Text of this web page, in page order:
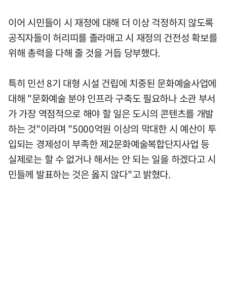
이어 시민들이 시 재정에 대해 더 이상 걱정하지 않도록
공직자들이 허리띠를 졸라매고 시 재정의 건전성 확보를
위해 총력을 다해 줄 것을 거듭 당부했다.
특히 민선 8기 대형 시설 건립에 치중된 문화예술사업에
대해 "문화예술 분야 인프라 구축도 필요하나 소관 부서
가 가장 역점적으로 해야 할 일은 도시의 콘텐츠를 개발
하는 것"이라며 "5000억원 이상의 막대한 시 예산이 투
입되는 경제성이 부족한 제2문화예술복합단지사업 등
실제로는 할 수 없거나 해서는 안 되는 일을 하겠다고 시
민들께 발표하는 것은 옳지 않다"고 밝혔다.